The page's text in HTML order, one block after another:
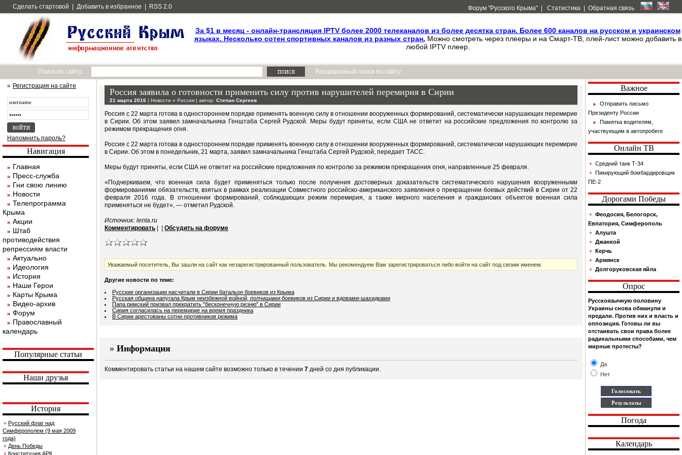
Сделать стартовой Добавить в избранное RSS 2.0 Форум "Русского Крыма" Статистика Обратная связь
За $1 в месяц - онлайн-трансляция IPTV более 2000 телеканалов из более десятка стран. Более 600 каналов на русском и украинском
языках. Несколько сотен спортивных каналов из разных стран. Можно смотреть через плееры и на Смарт-ТВ, плей-лист можно добавить в
любой IPTV плеер.
Поиск по сайту:
Расширенный поиск по сайту
Регистрация на сайте
Напомнить пароль?
Навигация
Главная
Пресс-служба
Гни свою линию
Новости
Телепрограмма
Крыма
Акции
Штаб
противодействия
репрессиям власти
Актуально
Идеология
История
Наши Герои
Карты Крыма
Видео-архив
Форум
Православный
календарь
Популярные статьи
Наши друзья
История
Русский флаг над
Симферополем (9 мая 2009
года)
День Победы
Конституция АРК
Россия заявила о готовности применить силу против нарушителей перемирия в Сирии
21 марта 2016 | Новости » Россия | автор: Степан Сергеев
Россия с 22 марта готова в одностороннем порядке применять военную силу в отношении вооруженных формирований, систематически нарушающих перемирие
в Сирии. Об этом заявил замначальника Генштаба Сергей Рудской. Меры будут приняты, если США не ответит на российские предложения по контролю за
режимом прекращения огня.
Россия с 22 марта готова в одностороннем порядке применять военную силу в отношении вооруженных формирований, систематически нарушающих перемирие
в Сирии. Об этом в понедельник, 21 марта, заявил замначальника Генштаба Сергей Рудской, передает ТАСС.
Меры будут приняты, если США не ответит на российские предложения по контролю за режимом прекращения огня, направленные 25 февраля.
«Подчеркиваем, что военная сила будет применяться только после получения достоверных доказательств систематического нарушения вооруженными
формированиями обязательств, взятых в рамках реализации Совместного российско-американского заявления о прекращении боевых действий в Сирии от 22
февраля 2016 года. В отношении формирований, соблюдающих режим перемирия, а также мирного населения и гражданских объектов военная сила
применяться не будет», — отметил Рудской.
Источник: lenta.ru
Комментировать
Обсудить на форуме
Уважаемый посетитель, Вы зашли на сайт как незарегистрированный пользователь. Мы рекомендуем Вам зарегистрироваться либо войти на сайт под своим именем.
Другие новости по теме:
Русские организации насчитали в Сирии батальон боевиков из Крыма
Русская община напугала Крым неизбежной войной, полчищами боевиков из Сирии и вдовами-шахидками
Папа римский призвал прекратить "бесконечную резню" в Сирии
Сирия согласилась на перемирие на время праздника
В Сирии арестованы сотни противников режима
» Информация
Комментировать статьи на нашем сайте возможно только в течении 7 дней со дня публикации.
Важное
Отправить письмо
Президенту России
Памятка водителям,
участвующим в автопробеге
Онлайн ТВ
Средний танк Т-34
Пикирующий бомбардировщик
ПЕ-2
Дорогами Победы
Феодосия, Белогорск,
Евпатория, Симферополь
Алушта
Джанкой
Керчь
Армянск
Долгоруковская яйла
Опрос
Русскоязычную половину
Украины снова обманули и
предали. Против них и власть и
оппозиция. Готовы ли вы
отстаивать свои права более
радикальными способами, чем
мирные протесты?
Да
Нет
Погода
Календарь